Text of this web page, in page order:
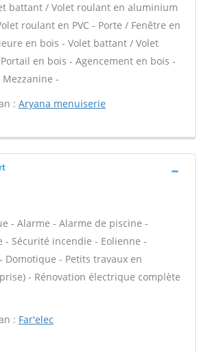
battant / Volet roulant en aluminium
roulant en PVC - Porte / Fenêtre en
en bois - Volet battant / Volet
en bois - Agencement en bois -
-
: Aryana menuiserie
- Alarme - Alarme de piscine -
- Sécurité incendie - Eolienne -
Domotique - Petits travaux en
- Rénovation électrique complète
: Far'elec